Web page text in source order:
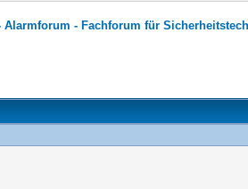
Alarmforum - Fachforum für